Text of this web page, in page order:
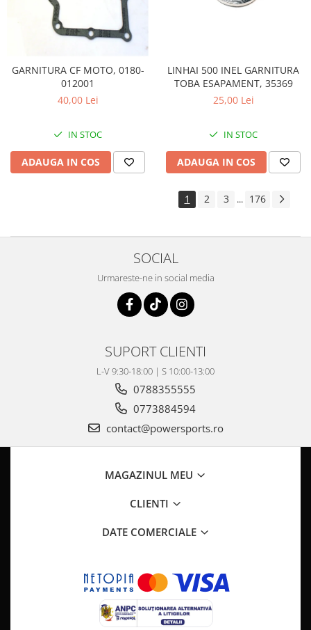
GARNITURA CF MOTO, 0180-
012001
40,00 Lei
IN STOC
ADAUGA IN COS
LINHAI 500 INEL GARNITURA
TOBA ESAPAMENT, 35369
25,00 Lei
IN STOC
ADAUGA IN COS
1 2 3 ... 176
SOCIAL
Urmareste-ne in social media
SUPORT CLIENTI
L-V 9:30-18:00 | S 10:00-13:00
0788355555
0773884594
contact@powersports.ro
MAGAZINUL MEU
CLIENTI
DATE COMERCIALE